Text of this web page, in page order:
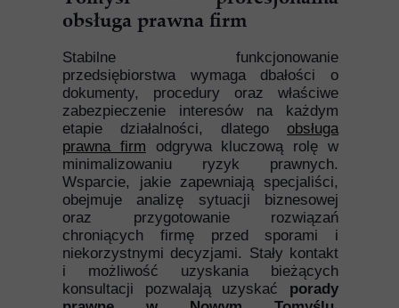
obsługa prawna firm
Stabilne funkcjonowanie
przedsiębiorstwa wymaga dbałości o
dokumenty, procedury oraz właściwe
zabezpieczenie interesów na każdym
etapie działalności, dlatego obsługa
prawna firm odgrywa kluczową rolę w
minimalizowaniu ryzyk prawnych.
Wsparcie, jakie zapewniają specjaliści,
obejmuje analizę sytuacji biznesowej
oraz przygotowanie rozwiązań
chroniących firmę przed sporami i
niekorzystnymi decyzjami. Stały kontakt
i możliwość uzyskania bieżących
konsultacji pozwalają uzyskać porady